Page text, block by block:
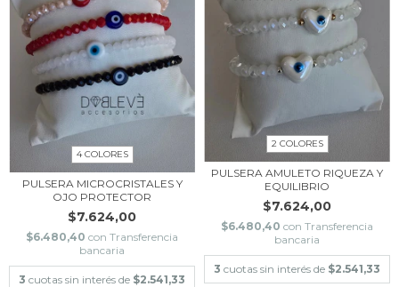
4 COLORES
PULSERA MICROCRISTALES Y
OJO PROTECTOR
$7.624,00
$6.480,40 con Transferencia
bancaria
3 cuotas sin interés de $2.541,33
2 COLORES
PULSERA AMULETO RIQUEZA Y
EQUILIBRIO
$7.624,00
$6.480,40 con Transferencia
bancaria
3 cuotas sin interés de $2.541,33